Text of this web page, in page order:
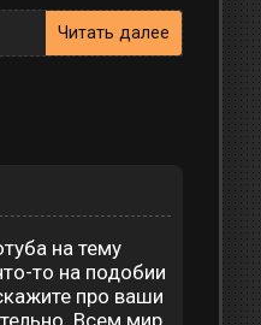
Читать далее
на тему
то на подобии
про ваши